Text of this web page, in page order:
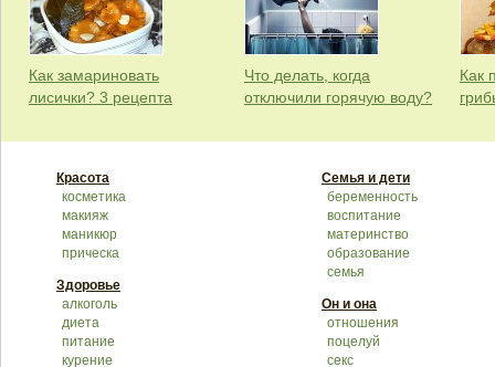
Как замариновать
лисички? 3 рецепта
Что делать, когда
отключили горячую воду?
Как
Красота
косметика
макияж
маникюр
прическа
Здоровье
алкоголь
диета
питание
курение
Семья и дети
беременность
воспитание
материнство
образование
семья
Он и она
отношения
поцелуй
секс